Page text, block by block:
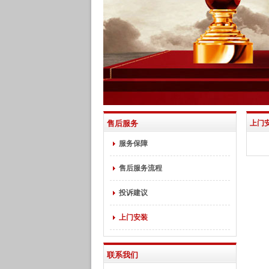
售后服务
服务保障
售后服务流程
投诉建议
上门安装
联系我们
上门